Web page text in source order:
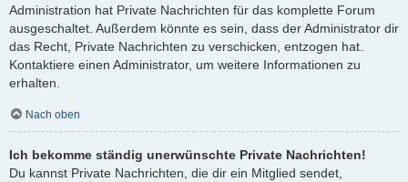
Administration hat Private Nachrichten für das komplette Forum
ausgeschaltet. Außerdem könnte es sein, dass der Administrator dir
das Recht, Private Nachrichten zu verschicken, entzogen hat.
Kontaktiere einen Administrator, um weitere Informationen zu
erhalten.
Nach oben
Ich bekomme ständig unerwünschte Private Nachrichten!
Du kannst Private Nachrichten, die dir ein Mitglied sendet,